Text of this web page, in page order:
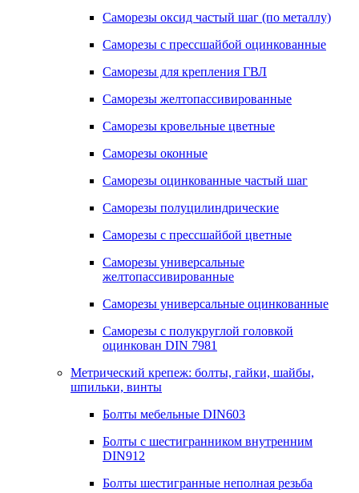
Саморезы оксид частый шаг (по металлу)
Саморезы с прессшайбой оцинкованные
Саморезы для крепления ГВЛ
Саморезы желтопассивированные
Саморезы кровельные цветные
Саморезы оконные
Саморезы оцинкованные частый шаг
Саморезы полуцилиндрические
Саморезы с прессшайбой цветные
Саморезы универсальные
желтопассивированные
Саморезы универсальные оцинкованные
Саморезы с полукруглой головкой
оцинкован DIN 7981
Метрический крепеж: болты, гайки, шайбы,
шпильки, винты
Болты мебельные DIN603
Болты с шестигранником внутренним
DIN912
Болты шестигранные неполная резьба